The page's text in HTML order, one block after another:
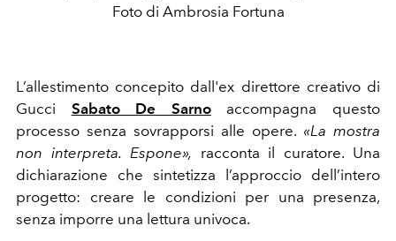
Foto di Ambrosia Fortuna
L’allestimento concepito dall'ex direttore creativo di
Gucci Sabato De Sarnoaccompagna questo
processo senza sovrapporsi alle opere. «La mostra
non interpreta. Espone», racconta il curatore. Una
dichiarazione che sintetizza l’approccio dell’intero
progetto: creare le condizioni per una presenza,
senza imporre una lettura univoca.